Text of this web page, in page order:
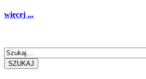
więcej ...
SZUKAJ